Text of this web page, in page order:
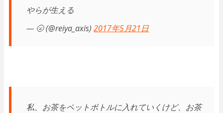
やらが生える
— 🌝 (@reiya_axis) 2017年5月21日
私、お茶をペットボトルに入れていくけど、お茶